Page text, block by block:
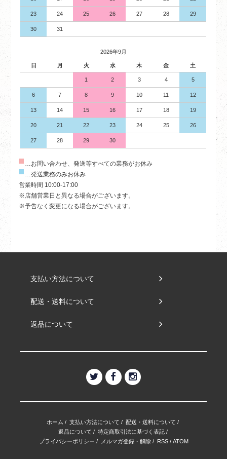
23 24 25 26 27 28 29
30 31
2026年9月
日 月 火 水 木 金 土
1 2 3 4 5
6 7 8 9 10 11 12
13 14 15 16 17 18 19
20 21 22 23 24 25 26
27 28 29 30
…お問い合わせ、発送等すべての業務がお休み
…発送業務のみお休み
営業時間 10:00-17:00
※店舗営業日と異なる場合がございます。
※予告なく変更になる場合がございます。
支払い方法について
配送・送料について
返品について
ホーム / 支払い方法について / 配送・送料について /
返品について / 特定商取引法に基づく表記/
プライバシーポリシー / メルマガ登録・解除/ RSS/ ATOM